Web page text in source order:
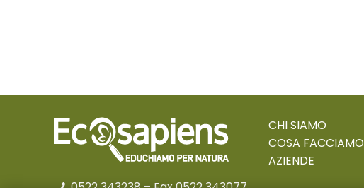
CHI SIAMO
COSA FACCIAMO
AZIENDE